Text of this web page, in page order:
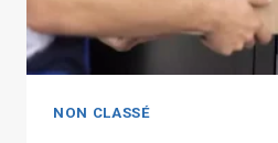
NON CLASSÉ